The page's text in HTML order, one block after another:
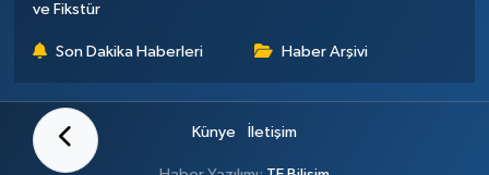
ve Fikstür
Son Dakika Haberleri Haber Arşivi
Künye İletişim